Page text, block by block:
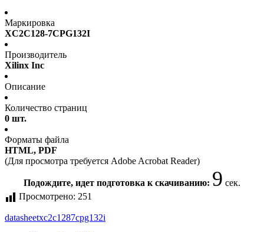
Маркировка
XC2C128-7CPG132I
Производитель
Xilinx Inc
Описание
Количество страниц
0 шт.
Форматы файла
HTML, PDF
(Для просмотра требуется Adobe Acrobat Reader)
Подождите, идет подготовка к скачиванию: 9 сек.
Просмотрено: 251
datasheetxc2c1287cpg132i